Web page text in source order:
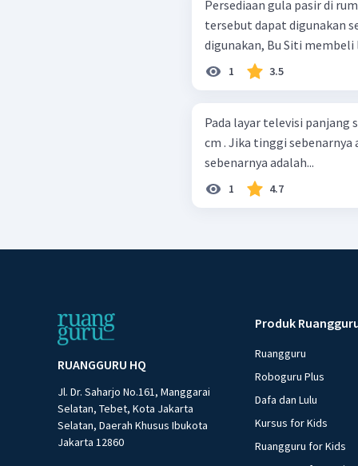
Persediaan gula pasir di
tersebut dapat digunakan
digunakan, Bu Siti membeli
1 3.5
Pada layar televisi panjang
cm . Jika tinggi sebenarnya
sebenarnya adalah...
1 4.7
RUANGGURU HQ
Jl. Dr. Saharjo No.161, Manggarai
Selatan, Tebet, Kota Jakarta
Selatan, Daerah Khusus Ibukota
Jakarta 12860
Produk
Ruangguru
Roboguru Plus
Dafa dan Lulu
Kursus for Kids
Ruangguru for Kids